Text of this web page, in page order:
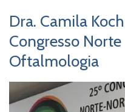
Dra. Camila
Congresso
Oftalmologia